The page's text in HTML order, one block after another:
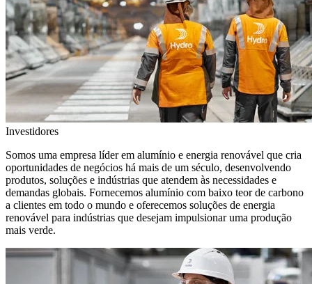
Investidores
Somos uma empresa líder em alumínio e energia renovável que cria
oportunidades de negócios há mais de um século, desenvolvendo
produtos, soluções e indústrias que atendem às necessidades e
demandas globais. Fornecemos alumínio com baixo teor de carbono
a clientes em todo o mundo e oferecemos soluções de energia
renovável para indústrias que desejam impulsionar uma produção
mais verde.